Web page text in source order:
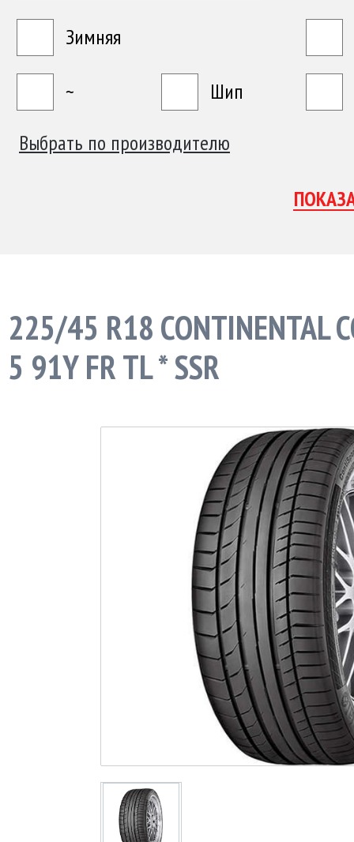
Зимняя
~
Шип
Выбрать по производителю
225/45 R18 CONTINENTAL
5 91Y FR TL * SSR